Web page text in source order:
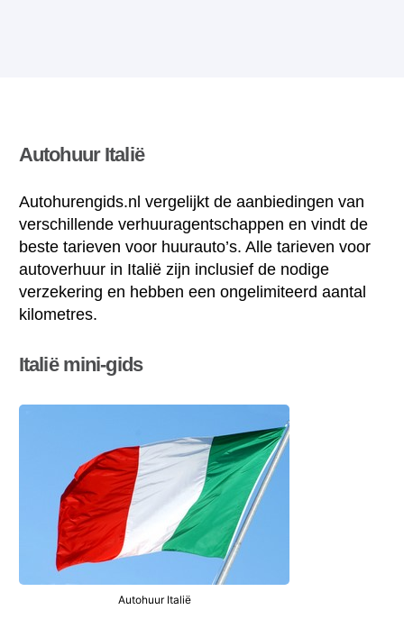
Autohuur Italië
Autohurengids.nl vergelijkt de aanbiedingen van
verschillende verhuuragentschappen en vindt de
beste tarieven voor huurauto’s. Alle tarieven voor
autoverhuur in Italië zijn inclusief de nodige
verzekering en hebben een ongelimiteerd aantal
kilometres.
Italië mini-gids
Autohuur Italië